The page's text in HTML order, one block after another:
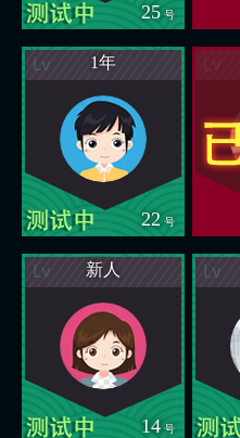
25 号
1年
22 号
新人
14 号